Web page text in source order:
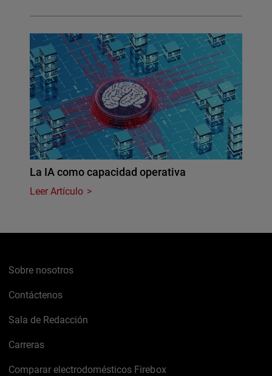
La IA como capacidad operativa
Leer Artículo
Sobre nosotros
Contáctenos
Sala de Redacción
Carreras
Comparar electrodomésticos Firebox